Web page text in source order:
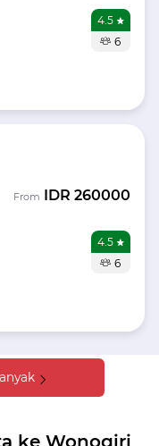
4.5
6
From IDR 260000
4.5
6
ke Wonogiri